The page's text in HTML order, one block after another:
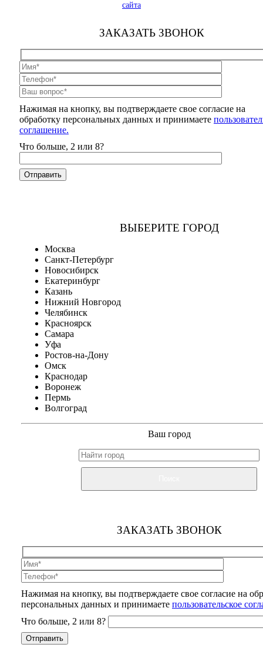
сайта
ЗАКАЗАТЬ ЗВОНОК
Нажимая на кнопку, вы подтверждаете свое согласие на
обработку персональных данных и принимаете
соглашение.
Что больше, 2 или 8?
ВЫБЕРИТЕ ГОРОД
Москва
Санкт-Петербург
Новосибирск
Екатеринбург
Казань
Нижний Новгород
Челябинск
Красноярск
Самара
Уфа
Ростов-на-Дону
Омск
Краснодар
Воронеж
Пермь
Волгоград
Ваш город
ЗАКАЗАТЬ ЗВОНОК
Нажимая на кнопку, вы подтверждаете свое согласие на
персональных данных и принимаете пользовательское
Что больше, 2 или 8?